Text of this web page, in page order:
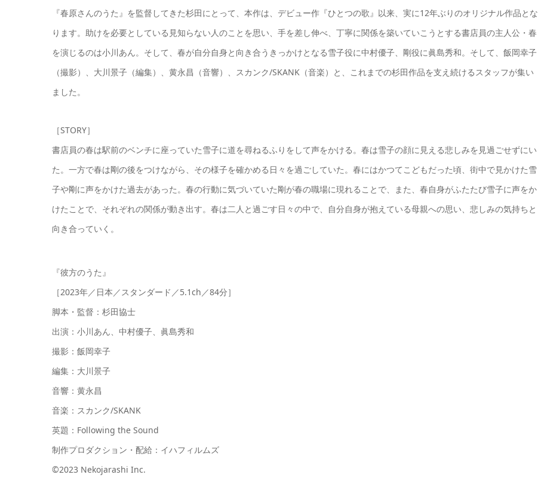
『春原さんのうた』を監督してきた杉田にとって、本作は、デビュー作『ひとつの歌』以来、実に12年ぶりのオリジナル作品とな
ります。助けを必要としている見知らない人のことを思い、手を差し伸べ、丁寧に関係を築いていこうとする書店員の主人公・春
を演じるのは小川あん。そして、春が自分自身と向き合うきっかけとなる雪子役に中村優子、剛役に眞島秀和。そして、飯岡幸子
（撮影）、大川景子（編集）、黄永昌（音響）、スカンク/SKANK（音楽）と、これまでの杉田作品を支え続けるスタッフが集い
ました。
［STORY］
書店員の春は駅前のベンチに座っていた雪子に道を尋ねるふりをして声をかける。春は雪子の顔に見える悲しみを見過ごせずにい
た。一方で春は剛の後をつけながら、その様子を確かめる日々を過ごしていた。春にはかつてこどもだった頃、街中で見かけた雪
子や剛に声をかけた過去があった。春の行動に気づいていた剛が春の職場に現れることで、また、春自身がふたたび雪子に声をか
けたことで、それぞれの関係が動き出す。春は二人と過ごす日々の中で、自分自身が抱えている母親への思い、悲しみの気持ちと
向き合っていく。
『彼方のうた』
［2023年／日本／スタンダード／5.1ch／84分］
脚本・監督：杉田協士
出演：小川あん、中村優子、眞島秀和
撮影：飯岡幸子
編集：大川景子
音響：黄永昌
音楽：スカンク/SKANK
英題：Following the Sound
制作プロダクション・配給：イハフィルムズ
©2023 Nekojarashi Inc.